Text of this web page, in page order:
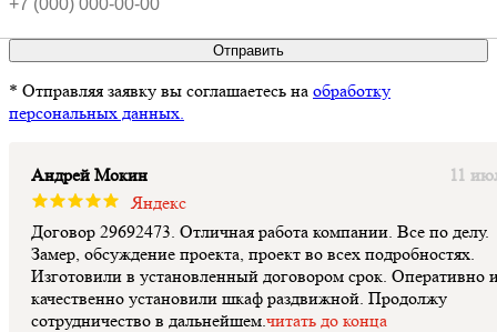
Отправить
* Отправляя заявку вы соглашаетесь на обработку
персональных данных.
Андрей Мокин
11
Яндекс
Договор 29692473. Отличная работа компании. Все по делу.
Замер, обсуждение проекта, проект во всех подробностях.
Изготовили в установленный договором срок. Оперативно
качественно установили шкаф раздвижной. Продолжу
сотрудничество в дальнейшем.читать до конца